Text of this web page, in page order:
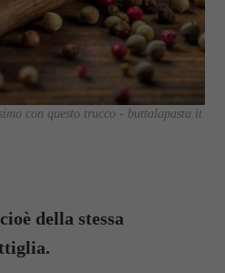
con questo trucco - buttalapasta.it
della stessa